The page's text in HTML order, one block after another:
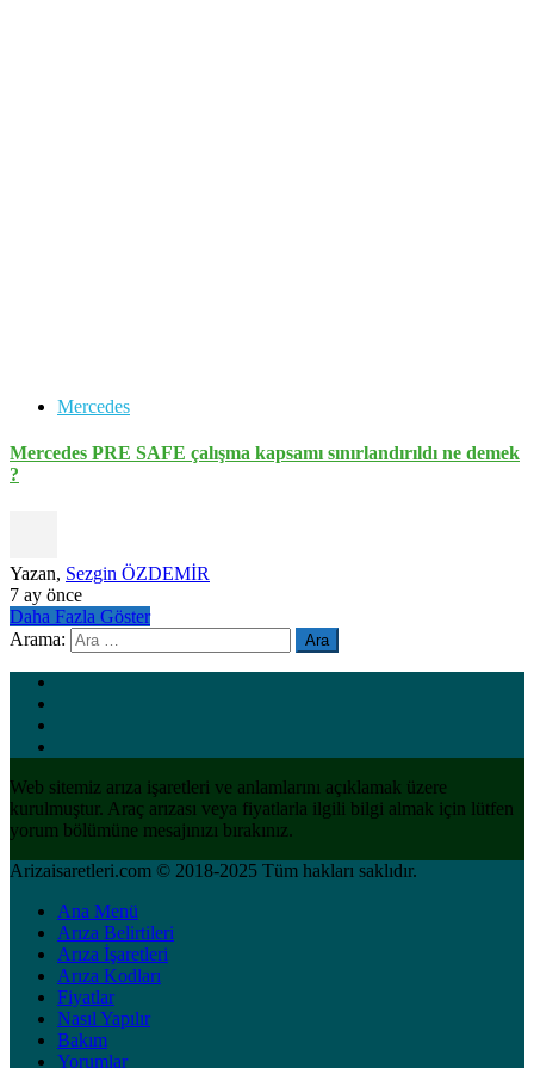
Mercedes
Mercedes PRE SAFE çalışma kapsamı sınırlandırıldı ne demek
?
Yazan, Sezgin ÖZDEMİR
7 ay önce
Daha Fazla Göster
Arama:
Web sitemiz arıza işaretleri ve anlamlarını açıklamak üzere
kurulmuştur. Araç arızası veya fiyatlarla ilgili bilgi almak için lütfen
yorum bölümüne mesajınızı bırakınız.
Arizaisaretleri.com © 2018-2025 Tüm hakları saklıdır.
Ana Menü
Arıza Belirtileri
Arıza İşaretleri
Arıza Kodları
Fiyatlar
Nasıl Yapılır
Bakım
Yorumlar